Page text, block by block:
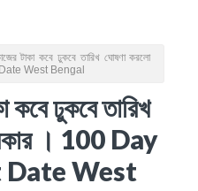
টাকা কবে ঢুকবে তারিখ ঘোষণা করলো
West Bengal
কবে ঢুকবে তারিখ
। 100 Day
West